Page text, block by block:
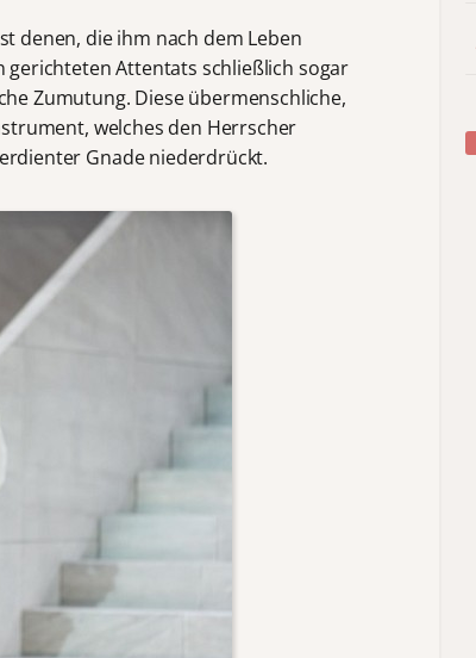
denen, die ihm nach dem Leben
Attentats schließlich sogar
Zumutung. Diese übermenschliche,
welches den Herrscher
Gnade niederdrückt.